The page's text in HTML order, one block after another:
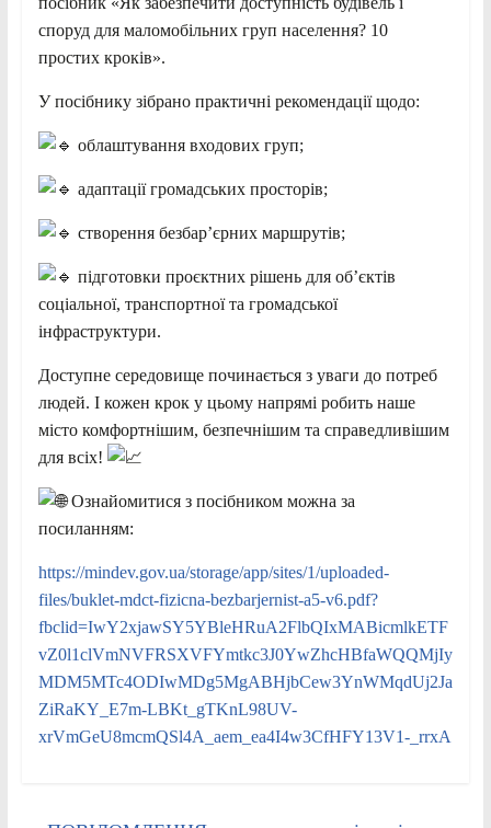
споруд для маломобільних груп населення? 10
простих кроків».
У посібнику зібрано практичні рекомендації щодо:
облаштування входових груп;
адаптації громадських просторів;
створення безбар’єрних маршрутів;
підготовки проєктних рішень для об’єктів
соціальної, транспортної та громадської
інфраструктури.
Доступне середовище починається з уваги до потреб
людей. І кожен крок у цьому напрямі робить наше
місто комфортнішим, безпечнішим та справедливішим
для всіх!
Ознайомитися з посібником можна за
посиланням:
https://mindev.gov.ua/storage/app/sites/1/uploaded-
files/buklet-mdct-fizicna-bezbarjernist-a5-v6.pdf?
fbclid=IwY2xjawSY5YBleHRuA2FlbQIxMABicmlkETF
vZ0l1clVmNVFRSXVFYmtkc3J0YwZhcHBfaWQQMjIy
MDM5MTc4ODIwMDg5MgABHjbCew3YnWMqdUj2Ja
ZiRaKY_E7m-LBKt_gTKnL98UV-
xrVmGeU8mcmQSl4A_aem_ea4I4w3CfHFY13V1-_rrxA